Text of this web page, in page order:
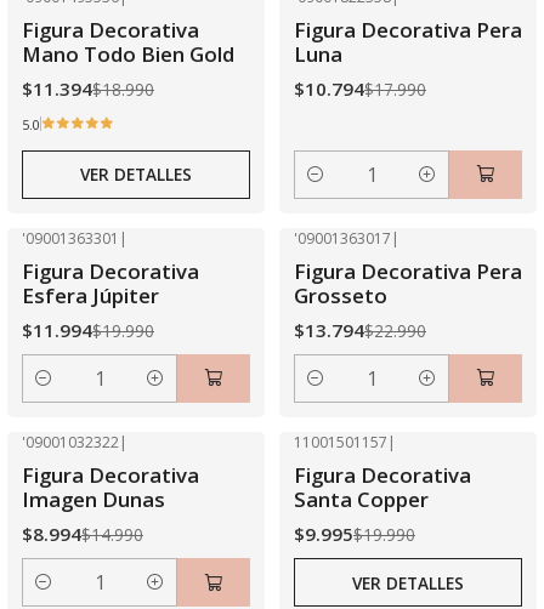
Agotado
Figura Decorativa
Mano Todo Bien Gold
$11.394$18.990
5.0
VER DETALLES
Figura Decorativa Pera
Luna
$10.794$17.990
Cantidad
'09001363301 |
Figura Decorativa
Esfera Júpiter
$11.994$19.990
Cantidad
'09001363017 |
Figura Decorativa Pera
Grosseto
$13.794$22.990
Cantidad
'09001032322|
Figura Decorativa
Imagen Dunas
$8.994$14.990
Cantidad
Agotado
11001501157 |
Figura Decorativa
Santa Copper
$9.995$19.990
VER DETALLES